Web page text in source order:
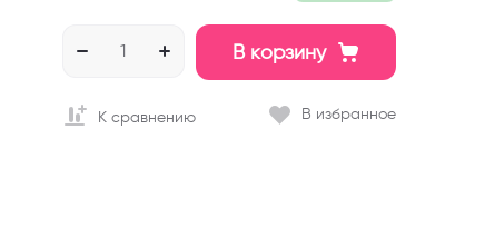
В корзину
К сравнению В избранное